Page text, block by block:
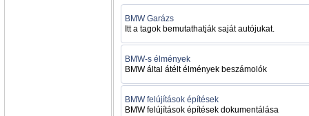
BMW Garázs
Itt a tagok bemutathatják saját autójukat.
BMW-s élmények
BMW által átélt élmények beszámolók
BMW felújítások építések
BMW felújítások építések dokumentálása